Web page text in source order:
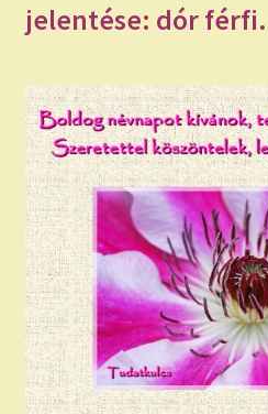
jelentése: dór férfi.